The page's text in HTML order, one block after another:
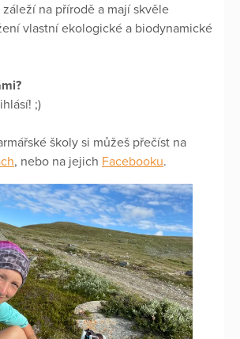
na přírodě a mají skvěle
vlastní ekologické a biodynamické
;)
školy si můžeš přečíst na
, nebo na jejich Facebooku.